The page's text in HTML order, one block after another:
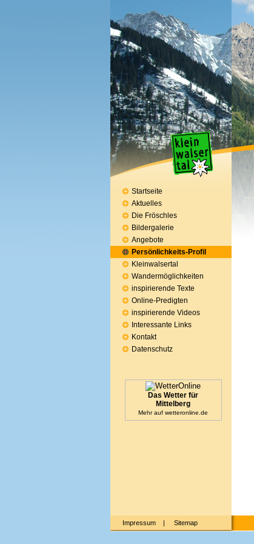
Startseite
Aktuelles
Die Fröschles
Bildergalerie
Angebote
Persönlichkeits-Profil
Kleinwalsertal
Wandermöglichkeiten
inspirierende Texte
Online-Predigten
inspirierende Videos
Interessante Links
Kontakt
Datenschutz
Das Wetter für
Mittelberg
Mehr auf wetteronline.de
Impressum | Sitemap